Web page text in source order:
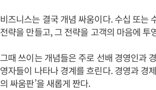
비즈니스는 결국 개념 싸움이다. 수십 또는
전략을 만들고, 그 전략을 고객의 마음에 투
그때 쓰이는 개념들은 주로 선배 경영인과
영자들이 나타나 경계를 흐린다. 경영과 경
의 싸움판’을 새롭게 짠다.